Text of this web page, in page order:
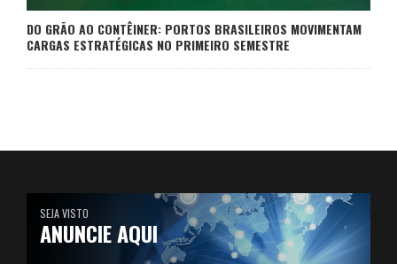
DO GRÃO AO CONTÊINER: PORTOS BRASILEIROS MOVIMENTAM
CARGAS ESTRATÉGICAS NO PRIMEIRO SEMESTRE
SEJA VISTO
ANUNCIE AQUI